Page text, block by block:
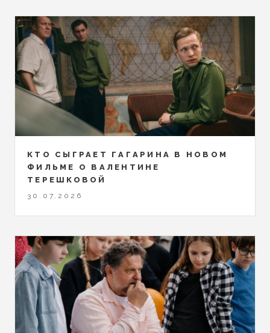
КТО СЫГРАЕТ ГАГАРИНА В НОВОМ
ФИЛЬМЕ О ВАЛЕНТИНЕ
ТЕРЕШКОВОЙ
30.07.2026